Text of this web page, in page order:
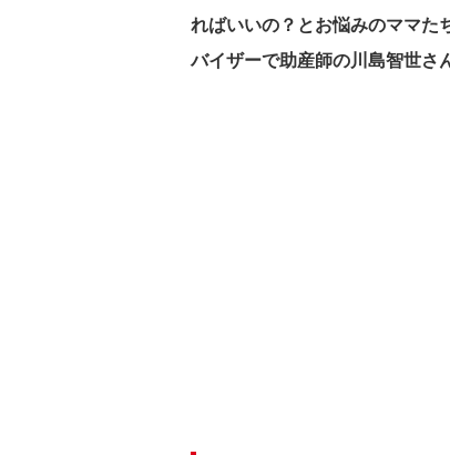
ればいいの？ とお悩みのママた
バイザーで助産師の川島智世さ